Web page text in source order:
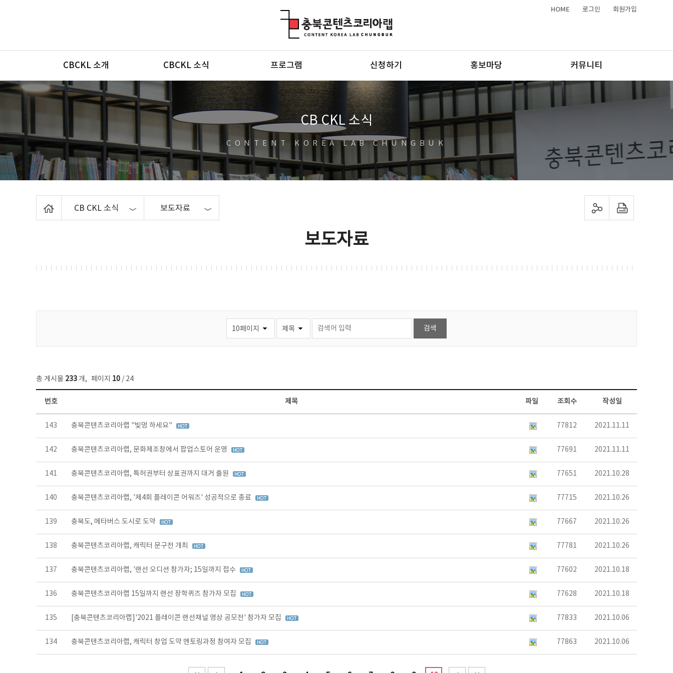
HOME 로그인 회원가입
메뉴
CBCKL 소개 CBCKL 소식 프로그램 신청하기 홍보마당 커뮤니티
CB CKL 소식
CONTENT KOREA LAB CHUNGBUK
CB CKL 소식 보도자료 sns 공유하기 프린트하기
보도자료
총 게시물 233 개, 페이지 10 / 24
보도자료 목록 - 번호, 제목, 작성자, 파일, 조회수, 작성일 정보 제공
번호 제목 파일 조회수 작성일
143 충북콘텐츠코리아랩 "빛멍 하세요" 77812 2021.11.11
142 충북콘텐츠코리아랩, 문화제조창에서 팝업스토어 운영 77691 2021.11.11
141 충북콘텐츠코리아랩, 특허권부터 상표권까지 대거 출원 77651 2021.10.28
140 충북콘텐츠코리아랩, '제4회 플레이콘 어워즈' 성공적으로 종료 77715 2021.10.26
139 충북도, 메타버스 도시로 도약 77667 2021.10.26
138 충북콘텐츠코리아랩, 캐릭터 문구전 개최 77781 2021.10.26
137 충북콘텐츠코리아랩, '랜선 오디션 참가자; 15일까지 접수 77602 2021.10.18
136 충북콘텐츠코리아랩 15일까지 랜선 장학퀴즈 참가자 모집 77628 2021.10.18
135 [충북콘텐츠코리아랩]'2021 플레이콘 랜선채널 영상 공모전' 참가자 모집 77833 2021.10.06
134 충북콘텐츠코리아랩, 캐릭터 창업 도약 멘토링과정 참여자 모집 77863 2021.10.06